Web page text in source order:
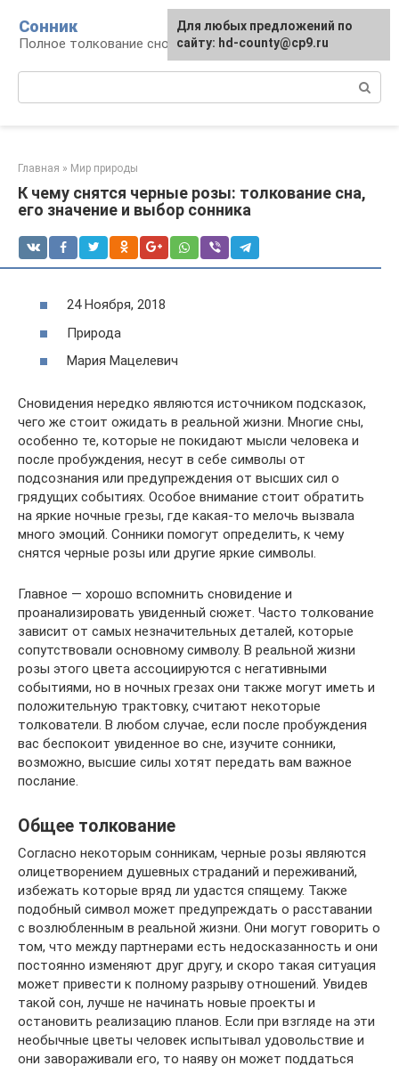
контенту
Сонник
Полное толкование снов
Главная » Мир природы
К чему снятся черные розы: толкование сна,
его значение и выбор сонника
24 Ноября, 2018
Природа
Мария Мацелевич
Сновидения нередко являются источником подсказок,
чего же стоит ожидать в реальной жизни. Многие сны,
особенно те, которые не покидают мысли человека и
после пробуждения, несут в себе символы от
подсознания или предупреждения от высших сил о
грядущих событиях. Особое внимание стоит обратить
на яркие ночные грезы, где какая-то мелочь вызвала
много эмоций. Сонники помогут определить, к чему
снятся черные розы или другие яркие символы.
Главное — хорошо вспомнить сновидение и
проанализировать увиденный сюжет. Часто толкование
зависит от самых незначительных деталей, которые
сопутствовали основному символу. В реальной жизни
розы этого цвета ассоциируются с негативными
событиями, но в ночных грезах они также могут иметь и
положительную трактовку, считают некоторые
толкователи. В любом случае, если после пробуждения
вас беспокоит увиденное во сне, изучите сонники,
возможно, высшие силы хотят передать вам важное
послание.
Общее толкование
Согласно некоторым сонникам, черные розы являются
олицетворением душевных страданий и переживаний,
избежать которые вряд ли удастся спящему. Также
подобный символ может предупреждать о расставании
с возлюбленным в реальной жизни. Они могут говорить о
том, что между партнерами есть недосказанность и они
постоянно изменяют друг другу, и скоро такая ситуация
может привести к полному разрыву отношений. Увидев
такой сон, лучше не начинать новые проекты и
остановить реализацию планов. Если при взгляде на эти
необычные цветы человек испытывал удовольствие и
они завораживали его, то наяву он может поддаться
Для любых предложений по
сайту: hd-county@cp9.ru